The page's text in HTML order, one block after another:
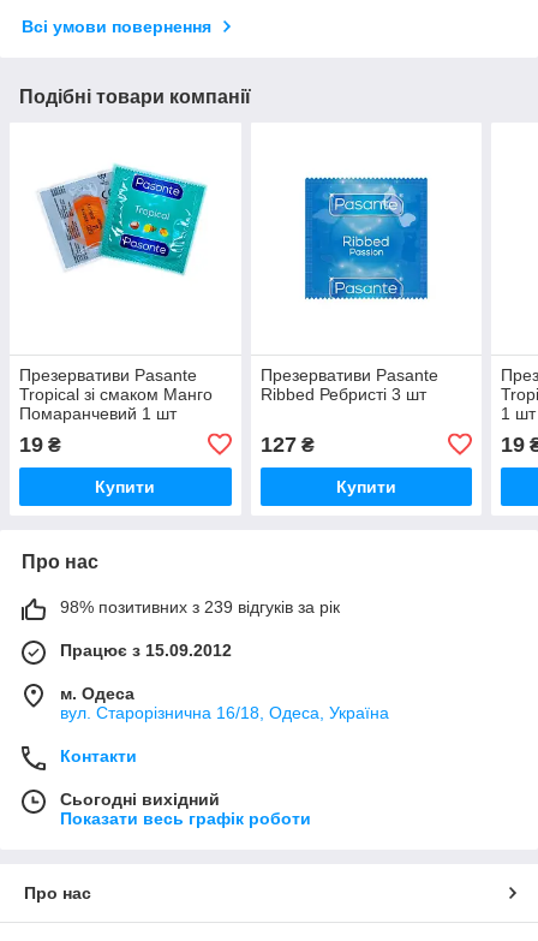
Всі умови повернення
Подібні товари компанії
Презервативи Pasante
Tropical зі смаком Манго
Помаранчевий 1 шт
19 ₴
Купити
Презервативи Pasante
Ribbed Ребристі 3 шт
127₴
Купити
1 шт
19
Про нас
98% позитивних з 239 відгуків за рік
Працює з 15.09.2012
м. Одеса
вул. Старорізнична 16/18, Одеса, Україна
Контакти
Сьогодні вихідний
Показати весь графік роботи
Про нас